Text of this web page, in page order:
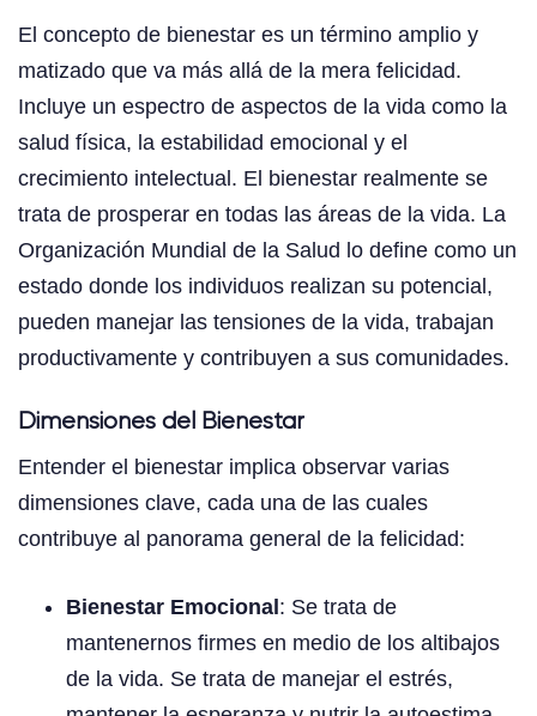
El concepto de bienestar es un término amplio y
matizado que va más allá de la mera felicidad.
Incluye un espectro de aspectos de la vida como la
salud física, la estabilidad emocional y el
crecimiento intelectual. El bienestar realmente se
trata de prosperar en todas las áreas de la vida. La
Organización Mundial de la Salud lo define como un
estado donde los individuos realizan su potencial,
pueden manejar las tensiones de la vida, trabajan
productivamente y contribuyen a sus comunidades.
Dimensiones del Bienestar
Entender el bienestar implica observar varias
dimensiones clave, cada una de las cuales
contribuye al panorama general de la felicidad:
Bienestar Emocional : Se trata de
mantenernos firmes en medio de los altibajos
de la vida. Se trata de manejar el estrés,